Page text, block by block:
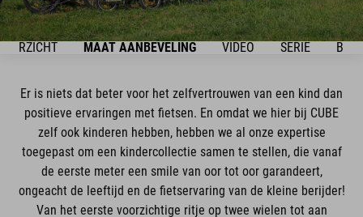
MAAT AANBEVELING VIDEO SERIE
Er is niets dat beter voor het zelfvertrouwen van een kind dan
positieve ervaringen met fietsen. En omdat we hier bij CUBE
zelf ook kinderen hebben, hebben we al onze expertise
toegepast om een kindercollectie samen te stellen, die vanaf
de eerste meter een smile van oor tot oor garandeert,
ongeacht de leeftijd en de fietservaring van de kleine berijder!
Van het eerste voorzichtige ritje op twee wielen tot aan